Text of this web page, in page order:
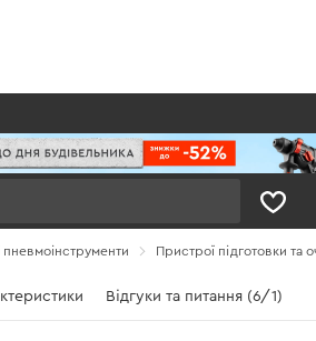
Пристрої підготовки та
Відгуки та питання (6/1)